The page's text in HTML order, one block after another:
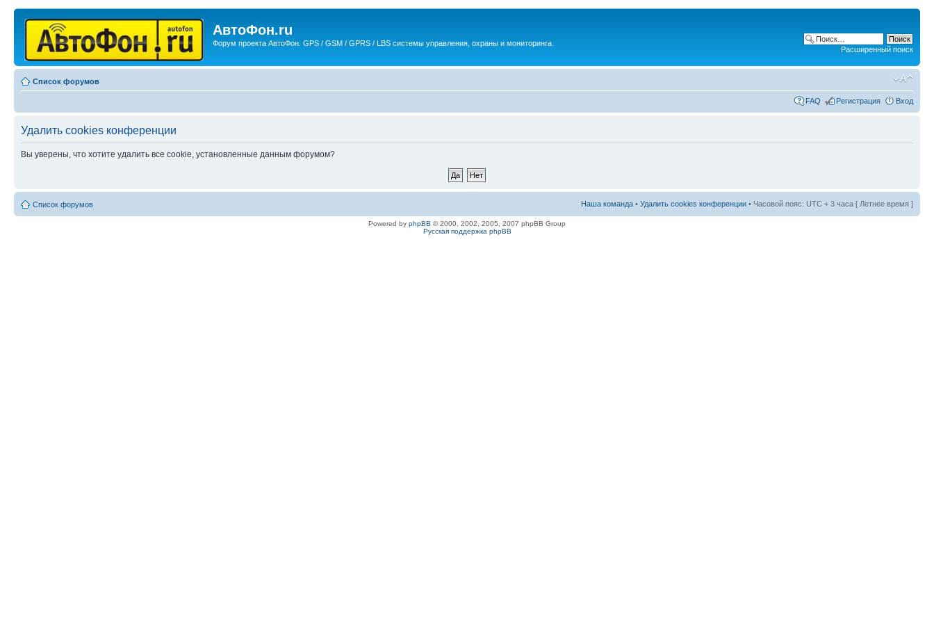
АвтоФон.ru
Форум проекта АвтоФон. GPS / GSM / GPRS / LBS системы управления, охраны и мониторинга.
Расширенный поиск
Список форумов
FAQ Регистрация Вход
Удалить cookies конференции
Вы уверены, что хотите удалить все cookie, установленные данным форумом?
Список форумов Наша команда • Удалить cookies конференции • Часовой пояс: UTC + 3 часа [ Летнее время ]
Powered by phpBB © 2000, 2002, 2005, 2007 phpBB Group
Русская поддержка phpBB